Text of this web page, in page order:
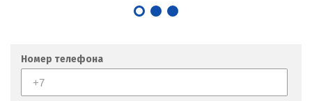
Номер телефона